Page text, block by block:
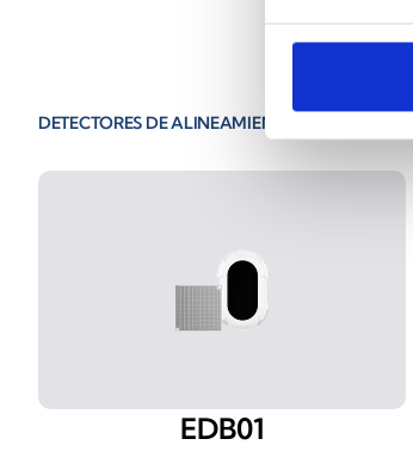
DETECTORES DE ALINEAMIENTO MANUAL
EDB01